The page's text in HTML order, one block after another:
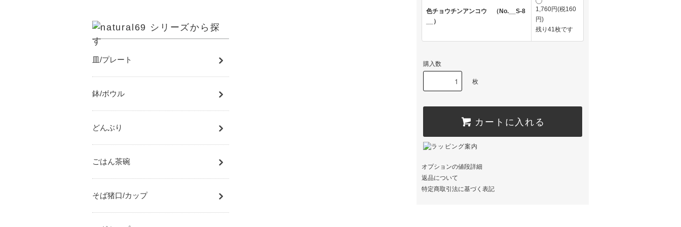
色チョウチンアンコウ （No.__S-8
__）
1,760円(税160
円)
残り41枚です
購入数
枚
カートに入れる
オプションの値段詳細
返品について
特定商取引法に基づく表記
皿/プレート
鉢/ボウル
どんぶり
ごはん茶碗
そば猪口/カップ